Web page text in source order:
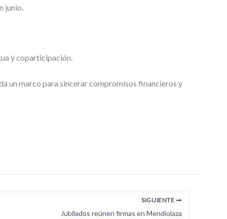
junio.
y coparticipación.
un marco para sincerar compromisos financieros y
SIGUIENTE
Jubilados reúnen firmas en Mendiolaza